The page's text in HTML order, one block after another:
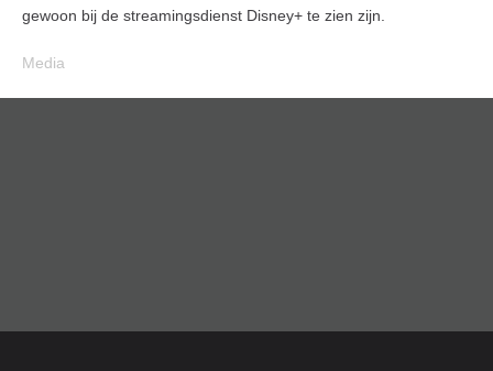
gewoon bij de streamingsdienst Disney+ te zien zijn.
Media